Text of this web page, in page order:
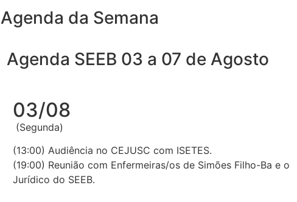
Agenda da Semana
Agenda SEEB 03 a 07 de Agosto
03/08
(Segunda)
(13:00) Audiência no CEJUSC com ISETES.
(19:00) Reunião com Enfermeiras/os de Simões Filho-Ba e o
Jurídico do SEEB.